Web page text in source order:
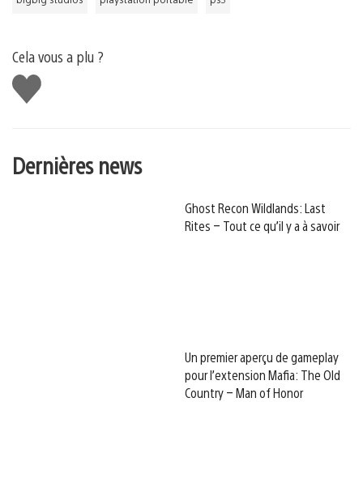
Cela vous a plu ?
J'aime
Dernières news
Ghost Recon Wildlands: Last
Rites – Tout ce qu’il y a à savoir
Un premier aperçu de gameplay
pour l’extension Mafia: The Old
Country – Man of Honor